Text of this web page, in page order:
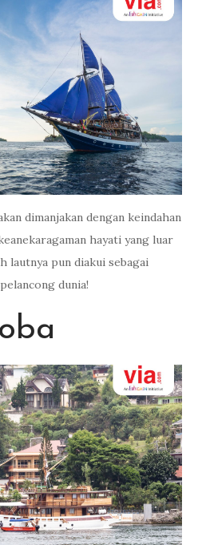
dimanjakan dengan keindahan
hayati yang luar
lautnya pun diakui sebagai
dunia!